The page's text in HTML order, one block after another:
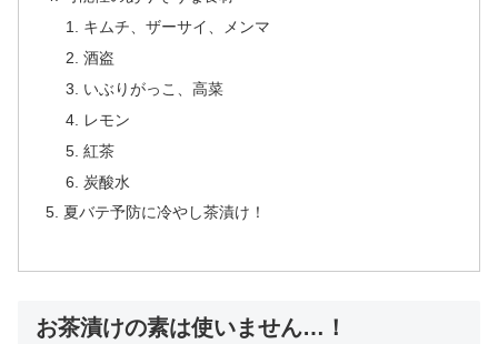
キムチ、ザーサイ、メンマ
酒盗
いぶりがっこ、高菜
レモン
紅茶
炭酸水
夏バテ予防に冷やし茶漬け！
お茶漬けの素は使いません…！